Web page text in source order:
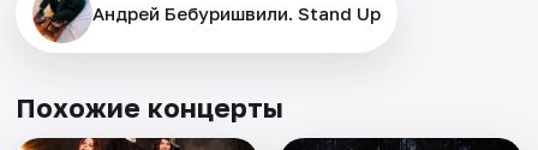
Андрей Бебуришвили. Stand Up
Похожие концерты